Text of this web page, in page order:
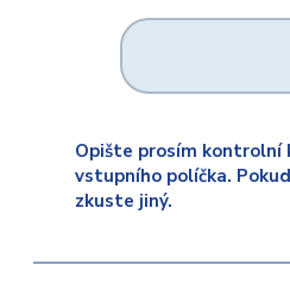
Opište prosím kontrolní
vstupního políčka.
zkuste jiný.